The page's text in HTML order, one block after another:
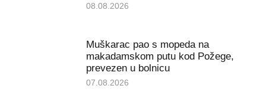
08.08.2026
Muškarac pao s mopeda na
makadamskom putu kod Požege,
prevezen u bolnicu
07.08.2026